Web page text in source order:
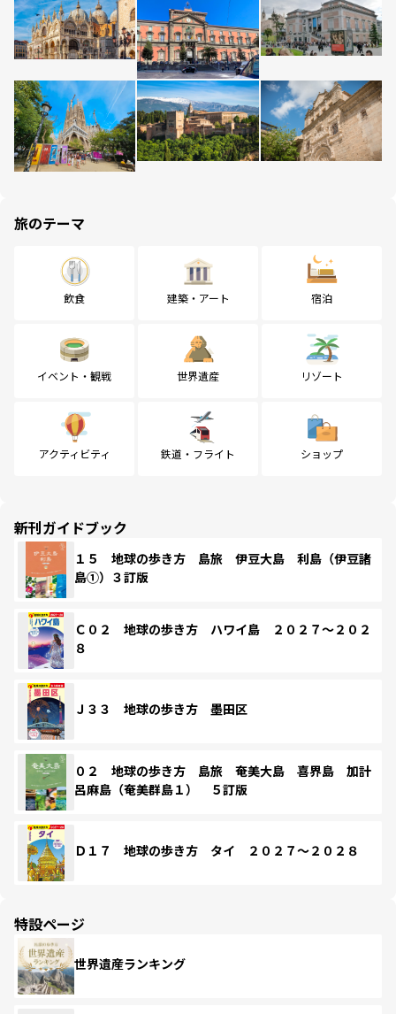
旅のテーマ
飲食 建築・アート 宿泊
イベント・観戦 世界遺産 リゾート
アクティビティ 鉄道・フライト ショップ
新刊ガイドブック
１５ 地球の歩き方 島旅 伊豆大島 利島（伊豆諸
島①）３訂版
Ｃ０２ 地球の歩き方 ハワイ島 ２０２７～２０２
８
Ｊ３３ 地球の歩き方 墨田区
０２ 地球の歩き方 島旅 奄美大島 喜界島 加計
呂麻島（奄美群島１） ５訂版
Ｄ１７ 地球の歩き方 タイ ２０２７～２０２８
特設ページ
世界遺産ランキング